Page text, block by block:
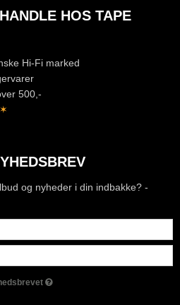
HOS TAPE
Hi-Fi marked
500,-
og nyheder i din indbakke? -